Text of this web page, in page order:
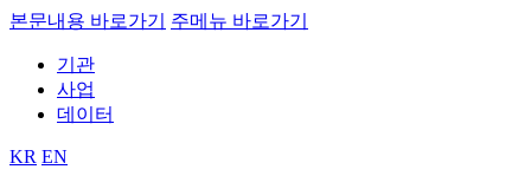
본문내용 바로가기 주메뉴 바로가기
기관
사업
데이터
KR EN